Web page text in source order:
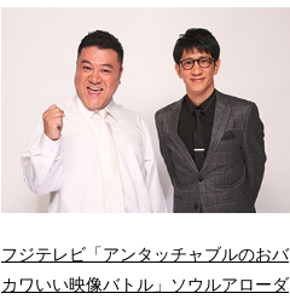
フジテレビ「アンタッチャブルのおバ
カワいい映像バトル」ソウルアローダ